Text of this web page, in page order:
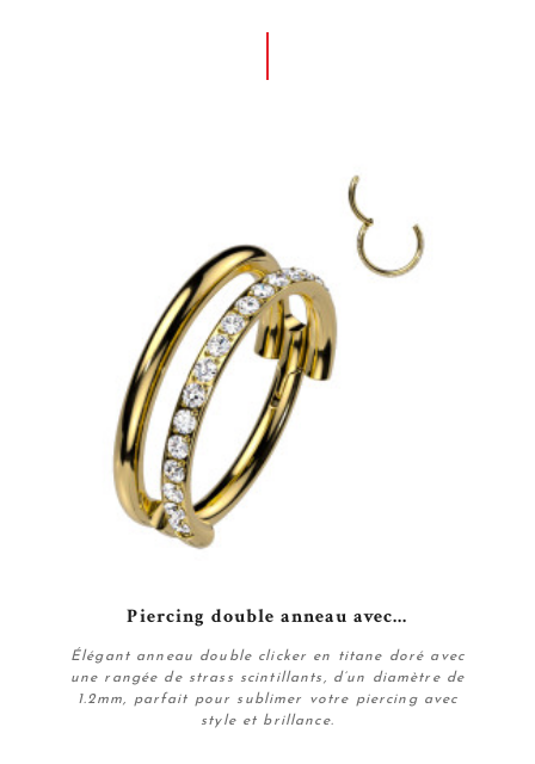
Piercing double anneau avec...
Élégant anneau double clicker en titane doré avec
une rangée de strass scintillants, d’un diamètre de
1.2mm, parfait pour sublimer votre piercing avec
style et brillance.